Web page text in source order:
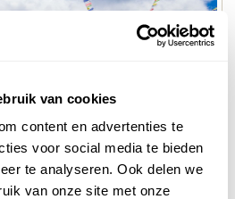
van cookies
content en advertenties te
voor social media te bieden
te analyseren. Ook delen we
van onze site met onze